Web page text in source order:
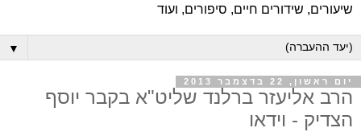
שיעורים, שידורים חיים, סיפורים, ועוד
▼
יום ראשון, 22 בדצמבר 2013
הרב אליעזר ברלנד שליט"א בקבר יוסף
הצדיק - וידאו